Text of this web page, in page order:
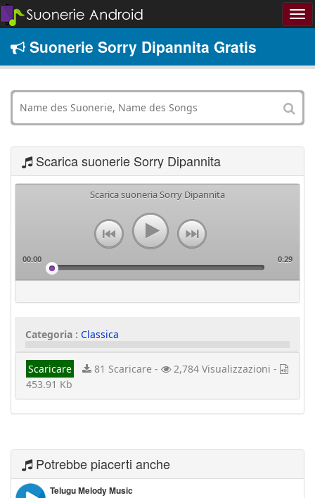
Suonerie Sorry Dipannita Gratis
Scarica suonerie Sorry Dipannita
Scarica suoneria Sorry Dipannita
00:00 0:29
Categoria : Classica
Scaricare 81 Scaricare -
2,784 Visualizzazioni -
453.91 Kb
Potrebbe piacerti anche
Telugu Melody Music